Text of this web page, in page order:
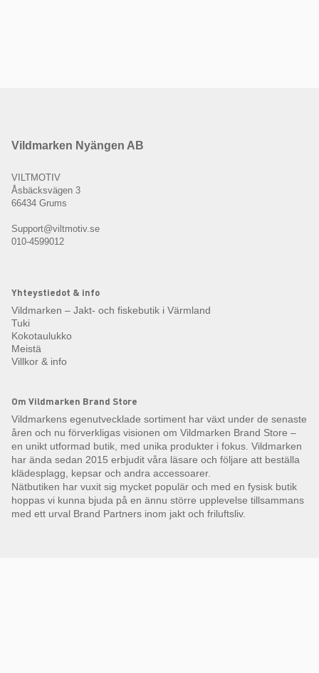
Vildmarken Nyängen AB
VILTMOTIV
Åsbäcksvägen 3
66434 Grums
Support@viltmotiv.se
010-4599012
Yhteystiedot & info
Vildmarken – Jakt- och fiskebutik i Värmland
Tuki
Kokotaulukko
Meistä
Villkor & info
Om Vildmarken Brand Store
Vildmarkens egenutvecklade sortiment har växt under de senaste
åren och nu förverkligas visionen om Vildmarken Brand Store –
en unikt utformad butik, med unika produkter i fokus. Vildmarken
har ända sedan 2015 erbjudit våra läsare och följare att beställa
klädesplagg, kepsar och andra accessoarer.
Nätbutiken har vuxit sig mycket populär och med en fysisk butik
hoppas vi kunna bjuda på en ännu större upplevelse tillsammans
med ett urval Brand Partners inom jakt och friluftsliv.